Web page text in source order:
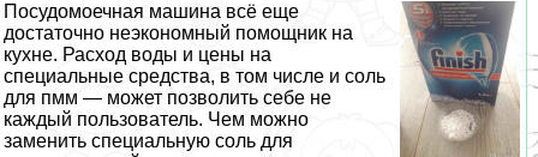
Посудомоечная машина всё еще
достаточно неэкономный помощник на
кухне. Расход воды и цены на
специальные средства, в том числе и соль
для пмм — может позволить себе не
каждый пользователь. Чем можно
заменить специальную соль для